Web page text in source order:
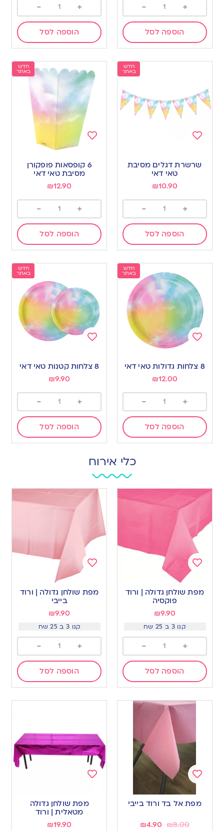
+
-
הוספה לסל
+
-
הוספה לסל
חדש
באתר
to
wishlist
שרשרת דגלים מסיבת
טאי דאי
₪10.90
+
-
הוספה לסל
חדש
באתר
wishlist
6 קופסאות פופקורן
מסיבת טאי דאי
₪12.90
+
-
הוספה לסל
חדש
באתר
to
8 צלחות גדולות טאי דאי
₪12.00
+
-
הוספה לסל
חדש
באתר
to
8 צלחות קטנות טאי דאי
₪9.90
+
-
הוספה לסל
כלי אירוח
to
wishlist
מפת שולחן גדולה | ורוד
פוקסיה
₪9.90
קנו 3 ב 25 שח
+
-
הוספה לסל
to
wishlist
מפת שולחן גדולה | ורוד
בייבי
₪9.90
קנו 3 ב 25 שח
+
-
הוספה לסל
toמפת אל בד ורוד בייבי
₪8.00
₪4.90
wishlist
מפת שולחן גדולה
מטאלית | ורוד
₪19.90